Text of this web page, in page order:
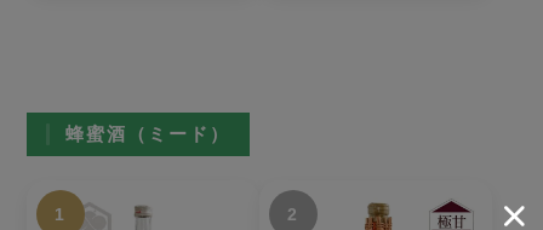
蜂蜜酒（ミード）
1 2